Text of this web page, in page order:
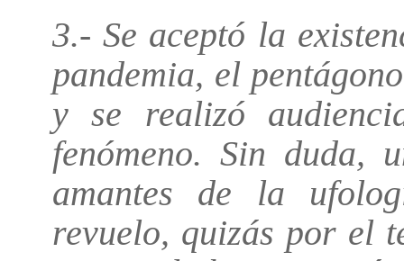
3.- Se aceptó la
pandemia, el
y se realizó
fenómeno. Sin duda,
amantes de la
revuelo, quizás por el